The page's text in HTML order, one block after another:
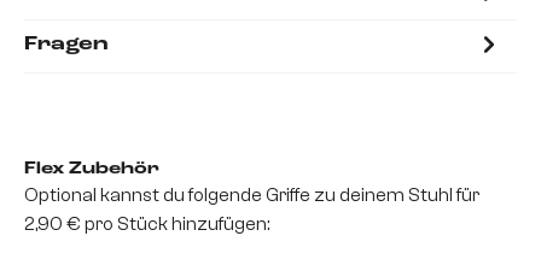
Fragen
Flex Zubehör
Optional kannst du folgende Griffe zu deinem Stuhl für
2,90 € pro Stück hinzufügen: